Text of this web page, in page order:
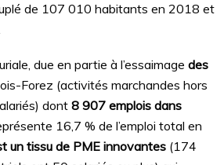
de 107 010 habitants en 2018 et
due en partie à l’essaimagedes
Forez (activités marchandes hors
dont8 907 emplois dans
16,7 % de l’emploi total en
un tissu de PME innovantes (174